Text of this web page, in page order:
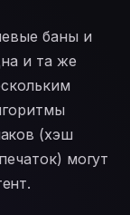
баны и
и та же
(хэш
могут